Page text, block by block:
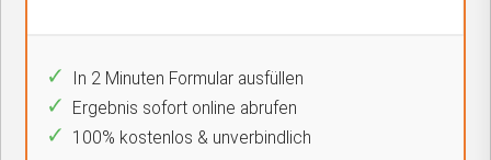
In 2 Minuten Formular ausfüllen
Ergebnis sofort online abrufen
100% kostenlos & unverbindlich